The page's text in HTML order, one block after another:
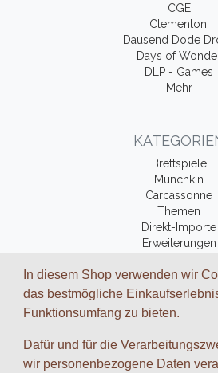
CGE
Clementoni
Dausend Dode
Days of
DLP - Games
Mehr
Brettspiele
Munchkin
Carcassonne
Themen
Direkt-Importe
Erweiterungen
Zubehör
Wir arbeiten mit folgenden
In diesem Shop verwenden wir
das bestmögliche
Funktionsumfang zu bieten.
Dafür und für die
wir personenbezogene Daten